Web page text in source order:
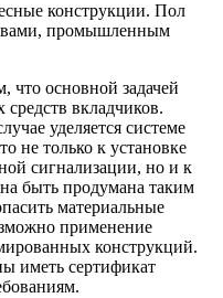
конструкции. Пол
промышленным
что основной задачей
вкладчиков.
уделяется системе
не только к установке
сигнализации, но и к
быть продумана таким
материальные
применение
конструкций.
иметь сертификат